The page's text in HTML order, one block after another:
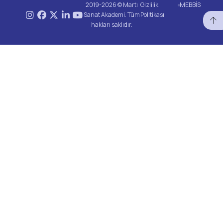
2019-2026 © Martı
Sanat Akademi. Tüm
hakları saklıdır.
Gizlilik
Politikası
MEBBİS